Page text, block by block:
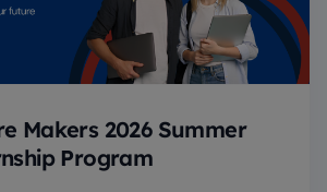
Makers 2026 Summer
Program